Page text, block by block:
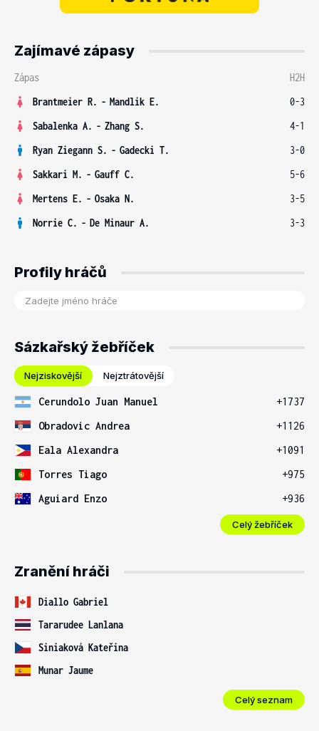
Zajímavé zápasy
Zápas
H2H
Brantmeier R. - Mandlik E.
0-3
Sabalenka A. - Zhang S.
4-1
Ryan Ziegann S. - Gadecki T.
3-0
Sakkari M. - Gauff C.
5-6
Mertens E. - Osaka N.
3-5
Norrie C. - De Minaur A. 3-3
Profily hráčů
Sázkařský žebříček
Nejziskovější Nejztrátovější
Cerundolo Juan Manuel
+1737
Obradovic Andrea
+1126
Eala Alexandra
+1091
Torres Tiago
+975
Aguiard Enzo
+936
Celý žebříček
Zranění hráči
Diallo Gabriel
Tararudee Lanlana
Siniaková Kateřina
Munar Jaume
Celý seznam